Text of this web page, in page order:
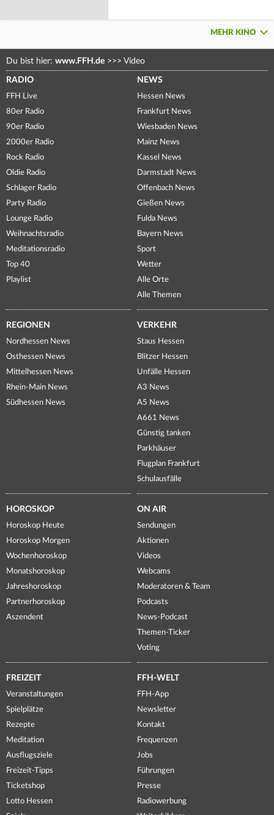
MEHR KINO
Du bist hier: www.FFH.de >>> Video
RADIO
FFH Live
80er Radio
90er Radio
2000er Radio
Rock Radio
Oldie Radio
Schlager Radio
Party Radio
Lounge Radio
Weihnachtsradio
Meditationsradio
Top 40
Playlist
NEWS
Hessen News
Frankfurt News
Wiesbaden News
Mainz News
Kassel News
Darmstadt News
Offenbach News
Gießen News
Fulda News
Bayern News
Sport
Wetter
Alle Orte
Alle Themen
REGIONEN
Nordhessen News
Osthessen News
Mittelhessen News
Rhein-Main News
Südhessen News
VERKEHR
Staus Hessen
Blitzer Hessen
Unfälle Hessen
A3 News
A5 News
A661 News
Günstig tanken
Parkhäuser
Flugplan Frankfurt
Schulausfälle
HOROSKOP
Horoskop Heute
Horoskop Morgen
Wochenhoroskop
Monatshoroskop
Jahreshoroskop
Partnerhoroskop
Aszendent
ON AIR
Sendungen
Aktionen
Videos
Webcams
Moderatoren & Team
Podcasts
News-Podcast
Themen-Ticker
Voting
FREIZEIT
Veranstaltungen
Spielplätze
Rezepte
Meditation
Ausflugsziele
Freizeit-Tipps
Ticketshop
Lotto Hessen
FFH-WELT
FFH-App
Newsletter
Kontakt
Frequenzen
Jobs
Führungen
Presse
Radiowerbung